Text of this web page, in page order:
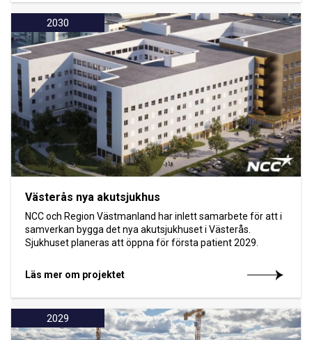
2030
Västerås nya akutsjukhus
NCC och Region Västmanland har inlett samarbete för att i
samverkan bygga det nya akutsjukhuset i Västerås.
Sjukhuset planeras att öppna för första patient 2029.
Läs mer om projektet
2029